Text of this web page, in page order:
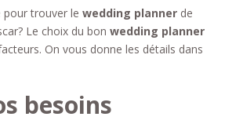
trouver le wedding planner de
Le choix du bon wedding planner
On vous donne les détails dans
besoins